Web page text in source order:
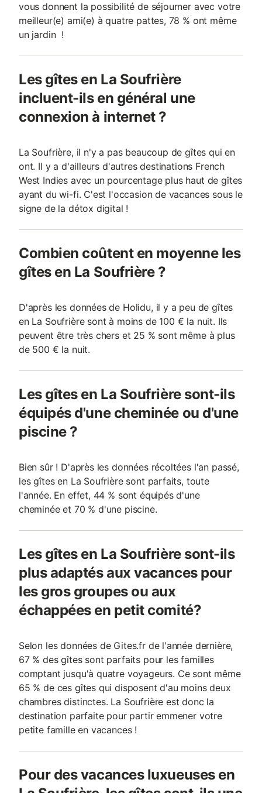
vous donnent la possibilité de séjourner avec votre
meilleur(e) ami(e) à quatre pattes, 78 % ont même
un jardin !
Les gîtes en La Soufrière
incluent-ils en général une
connexion à internet ?
La Soufrière, il n'y a pas beaucoup de gîtes qui en
ont. Il y a d'ailleurs d'autres destinations French
West Indies avec un pourcentage plus haut de gîtes
ayant du wi-fi. C'est l'occasion de vacances sous le
signe de la détox digital !
Combien coûtent en moyenne les
gîtes en La Soufrière ?
D'après les données de Holidu, il y a peu de gîtes
en La Soufrière sont à moins de 100 € la nuit. Ils
peuvent être très chers et 25 % sont même à plus
de 500 € la nuit.
Les gîtes en La Soufrière sont-ils
équipés d'une cheminée ou d'une
piscine ?
Bien sûr ! D'après les données récoltées l'an passé,
les gîtes en La Soufrière sont parfaits, toute
l'année. En effet, 44 % sont équipés d'une
cheminée et 70 % d'une piscine.
Les gîtes en La Soufrière sont-ils
plus adaptés aux vacances pour
les gros groupes ou aux
échappées en petit comité?
Selon les données de Gites.fr de l'année dernière,
67 % des gîtes sont parfaits pour les familles
comptant jusqu'à quatre voyageurs. Ce sont même
65 % de ces gîtes qui disposent d'au moins deux
chambres distinctes. La Soufrière est donc la
destination parfaite pour partir emmener votre
petite famille en vacances !
Pour des vacances luxueuses en